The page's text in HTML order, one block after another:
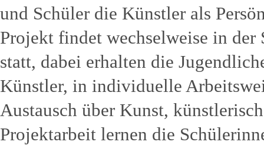
und Schüler die Künstler als
Projekt findet wechselweise in
statt, dabei erhalten die
Künstler, in individuelle
Austausch über Kunst,
Projektarbeit lernen die